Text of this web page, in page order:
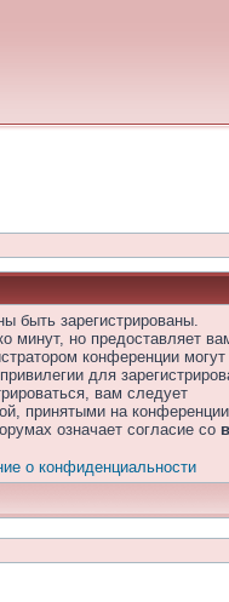
быть зарегистрированы.
минут, но предоставляет
конференции
для
вам следует
принятыми на
означает согласие со
о конфиденциальности